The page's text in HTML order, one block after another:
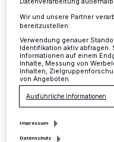
Mettmann·In diesem
Weinfest, das rund
stattfindet,
08.03.2018 , 14:56 Uhr
Datenverarbeitung
Wir und unsere Partner
bereitzustellen:
Verwendung genauer
Identifikation aktiv
Informationen auf einem
Inhalte, Messung von
Inhalten,
von Angeboten.
Ausführliche Informationen
Impressum
Datenschutz